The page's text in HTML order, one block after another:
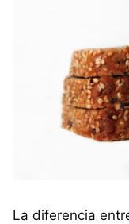
La diferencia